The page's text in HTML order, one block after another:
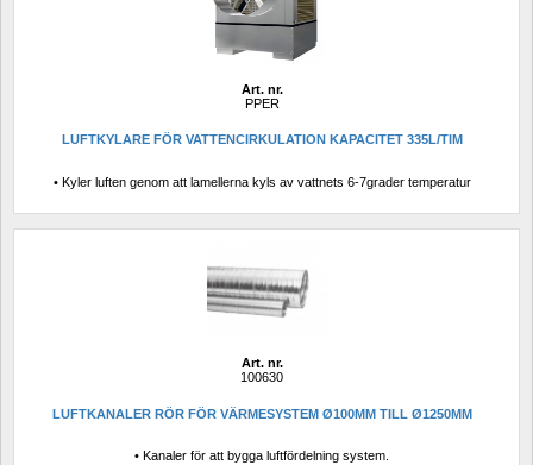
Art. nr.
PPER
LUFTKYLARE FÖR VATTENCIRKULATION KAPACITET 335L/TIM
• Kyler luften genom att lamellerna kyls av vattnets 6-7grader temperatur
Art. nr.
100630
LUFTKANALER RÖR FÖR VÄRMESYSTEM Ø100MM TILL Ø1250MM
• Kanaler för att bygga luftfördelning system.